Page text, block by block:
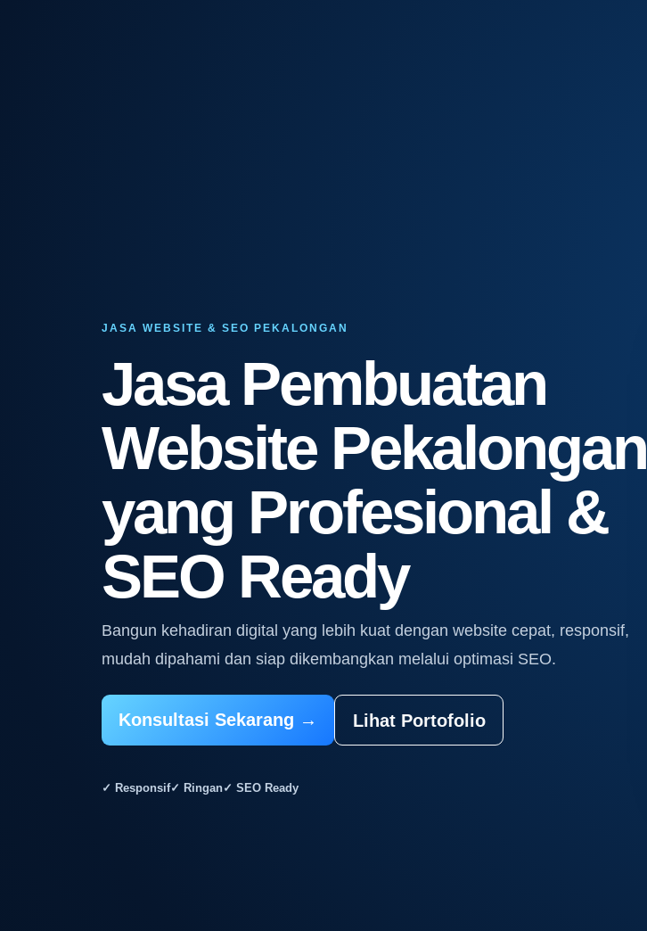
JASA WEBSITE & SEO PEKALONGAN
Jasa Pembuatan
Website Pekalongan
yang Profesional &
SEO Ready
Bangun kehadiran digital yang lebih kuat dengan website cepat, responsif,
mudah dipahami dan siap dikembangkan melalui optimasi SEO.
Konsultasi Sekarang → Lihat Portofolio
✓ Responsif✓ Ringan✓ SEO Ready